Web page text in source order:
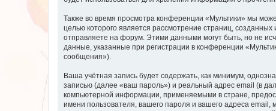
Также во время просмотра конференции «Мультики» мы
целью которого является рассмотрение страниц,
отправляете на форум. Этими данными могут быть, но не
данные, указанные при регистрации в конференции
сообщения»).
Ваша учётная запись будет содержать, как минимум,
записью (далее «ваш пароль») и реальный адрес email (в
компьютерной информации, применяемыми в стране,
имени пользователя, вашего пароля и вашего адреса email,